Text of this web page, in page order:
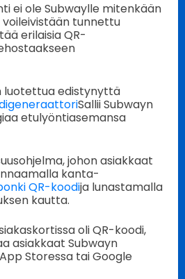
ei ole Subwaylle mitenkään
voileivistään tunnettu
erilaisia QR-
luotettua edistynyttä
Sallii Subwayn
etulyöntiasemansa
johon asiakkaat
kanta-
QR-koodija lunastamalla
kautta.
oli QR-koodi,
asiakkaat Subwayn
Storessa tai Google